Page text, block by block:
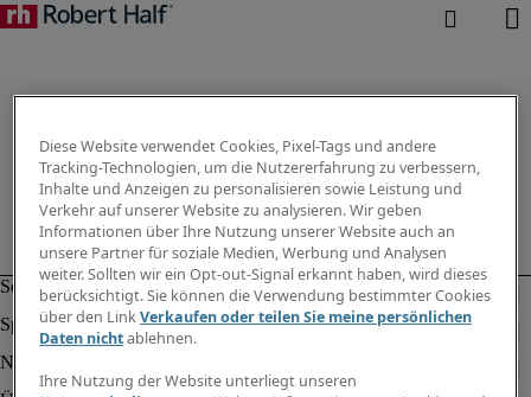
Diese Website verwendet Cookies, Pixel-Tags und andere
Tracking-Technologien, um die Nutzererfahrung zu verbessern,
Inhalte und Anzeigen zu personalisieren sowie Leistung und
Verkehr auf unserer Website zu analysieren. Wir geben
Informationen über Ihre Nutzung unserer Website auch an
unsere Partner für soziale Medien, Werbung und Analysen
weiter. Sollten wir ein Opt-out-Signal erkannt haben, wird dieses
berücksichtigt. Sie können die Verwendung bestimmter Cookies
über den LinkVerkaufen oder teilen Sie meine persönlichen
Daten nichtablehnen.
Ihre Nutzung der Website unterliegt unseren